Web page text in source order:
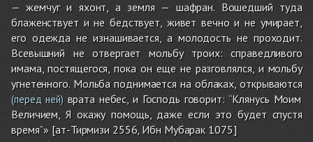
— жемчуг и яхонт, а земля — шафран. Вошедший туда
блаженствует и не бедствует, живет вечно и не умирает,
его одежда не изнашивается, а молодость не проходит.
Всевышний не отвергает мольбу троих: справедливого
имама, постящегося, пока он еще не разговлялся, и мольбу
угнетенного. Мольба поднимается на облаках, открываются
(перед ней)врата небес, и Господь говорит: ‘‘Клянусь Моим
Величием, Я окажу помощь, даже если это будет спустя
время’’» [ат-Тирмизи 2556, Ибн Мубарак 1075]